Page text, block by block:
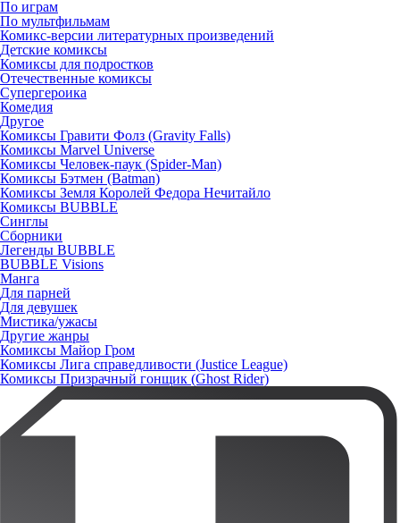
По играм
По мультфильмам
Комикс-версии литературных произведений
Детские комиксы
Комиксы для подростков
Отечественные комиксы
Супергероика
Комедия
Другое
Комиксы Гравити Фолз (Gravity Falls)
Комиксы Marvel Universe
Комиксы Человек-паук (Spider-Man)
Комиксы Бэтмен (Batman)
Комиксы Земля Королей Федора Нечитайло
Комиксы BUBBLE
Синглы
Сборники
Легенды BUBBLE
BUBBLE Visions
Манга
Для парней
Для девушек
Мистика/ужасы
Другие жанры
Комиксы Майор Гром
Комиксы Лига справедливости (Justice League)
Комиксы Призрачный гонщик (Ghost Rider)